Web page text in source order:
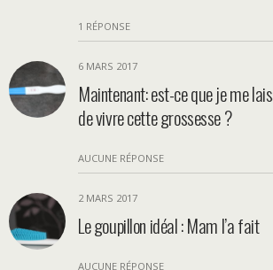
1 RÉPONSE
6 MARS 2017
Maintenant: est-ce que je me
de vivre cette grossesse ?
AUCUNE RÉPONSE
2 MARS 2017
Le goupillon idéal : Mam l’a fait
AUCUNE RÉPONSE